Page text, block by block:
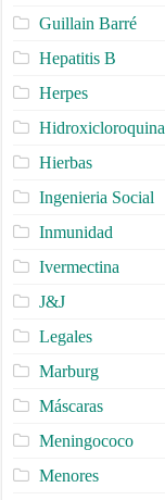
Guillain Barré
Hepatitis B
Herpes
Hidroxicloroquina
Hierbas
Ingenieria Social
Inmunidad
Ivermectina
J&J
Legales
Marburg
Máscaras
Meningococo
Menores